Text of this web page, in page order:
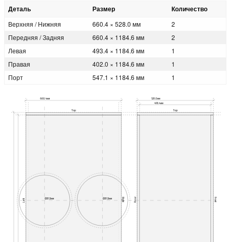
Деталь Размер Количество
Верхняя / Нижняя 660.4 × 528.0 мм
2
Передняя / Задняя
660.4 × 1184.6 мм
2
Левая
493.4 × 1184.6 мм
1
Правая
402.0 × 1184.6 мм
1
Порт
547.1 × 1184.6 мм 1
Ø351.3мм
Ø351.3мм
660.4мм 528.0мм
493.4мм
Top Top
Left Right Rear Front